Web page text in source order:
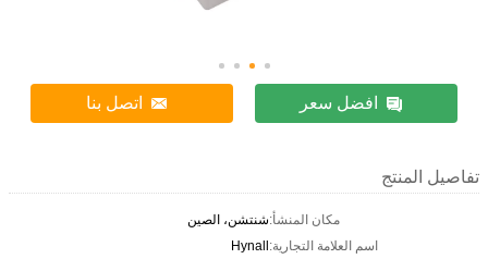
افضل سعر اتصل بنا
تفاصيل المنتج
مكان المنشأ:شنتشن، الصين
اسم العلامة التجارية:Hynall